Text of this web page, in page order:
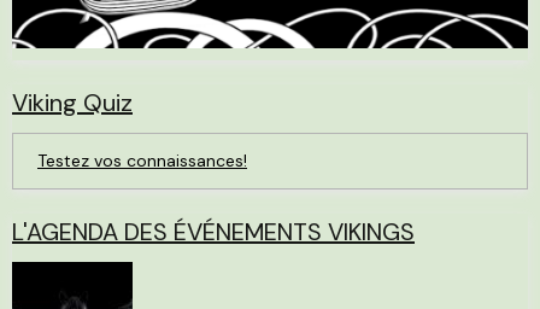
Viking Quiz
Testez vos connaissances!
L'AGENDA DES ÉVÉNEMENTS VIKINGS